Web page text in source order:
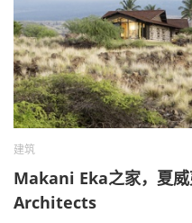
建筑
Makani Eka之家，夏
Architects